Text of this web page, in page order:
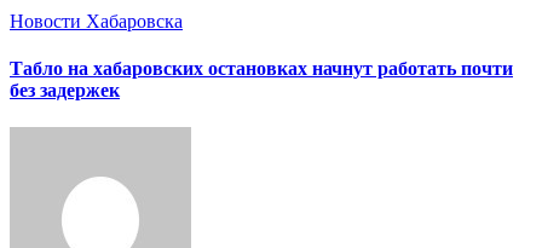
Новости Хабаровска
Табло на хабаровских остановках начнут работать почти
без задержек